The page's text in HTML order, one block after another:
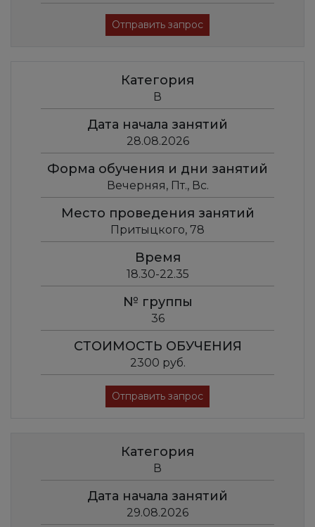
Отправить запрос
Категория
В
Дата начала занятий
28.08.2026
Форма обучения и дни занятий
Вечерняя, Пт., Вс.
Место проведения занятий
Притыцкого, 78
Время
18.30-22.35
№ группы
36
СТОИМОСТЬ ОБУЧЕНИЯ
2300 руб.
Отправить запрос
Категория
В
Дата начала занятий
29.08.2026